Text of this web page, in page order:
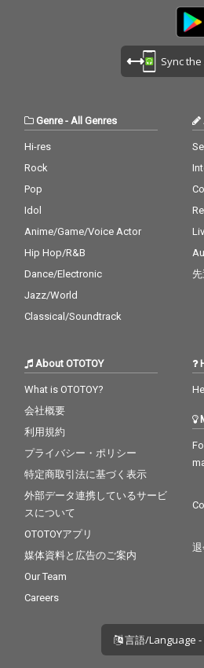
Sync the
Genre- All Genres
Hi-res
Rock
Pop
Idol
Anime/Game/Voice Actor
Hip Hop/R&B
Dance/Electronic
Jazz/World
Classical/Soundtrack
About OTOTOY
What is OTOTOY?
会社概要
利用規約
プライバシー・ポリシー
特定商取引法に基づく表示
外部データ連携しているサービ
スについて
OTOTOYアプリ
媒体資料と広告のご案内
Our Team
Careers
退
言語/Language -